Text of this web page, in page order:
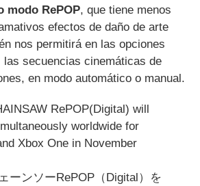
modo RePOP, que tiene menos
efectos de daño de arte
nos permitirá en las opciones
secuencias cinemáticas de
en modo automático o manual.
RePOP(Digital) will
worldwide for
Xbox One in November
ーンソーRePOP（Digital）を